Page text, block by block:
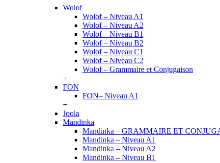
Wolof
Wolof – Niveau A1
Wolof – Niveau A2
Wolof – Niveau B1
Wolof – Niveau B2
Wolof – Niveau C1
Wolof – Niveau C2
Wolof – Grammaire et Conjugaison
+
FON
FON– Niveau A1
+
Joola
Mandinka
Mandinka – GRAMMAIRE ET
Mandinka – Niveau A1
Mandinka – Niveau A2
Mandinka – Niveau B1